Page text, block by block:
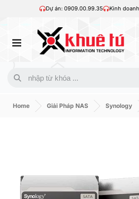
Dự án: 0909.00.99.35 Kinh
Home Giải Pháp NAS Synology